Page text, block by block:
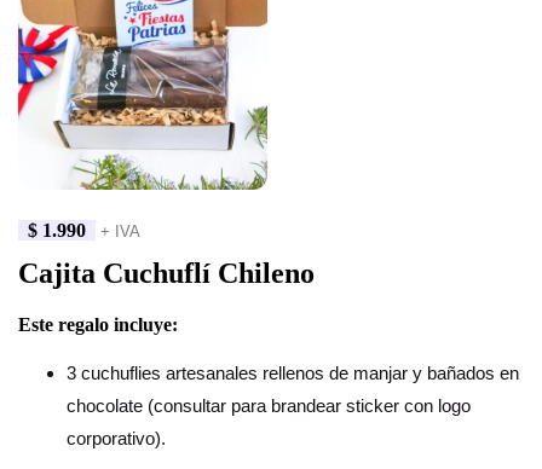
$ 1.990 + IVA
Cajita Cuchuflí Chileno
Este regalo incluye:
3 cuchuflies artesanales rellenos de manjar y bañados en
chocolate (consultar para brandear sticker con logo
corporativo).